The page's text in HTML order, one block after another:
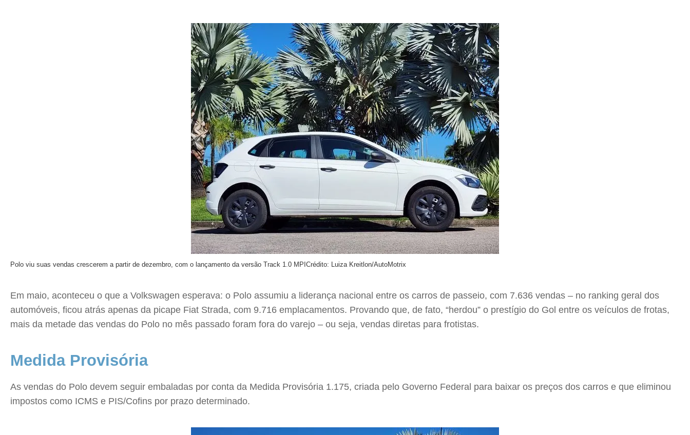
Polo viu suas vendas crescerem a partir de dezembro, com o lançamento da versão Track 1.0 MPI Crédito: Luiza Kreitlon/AutoMotrix
Em maio, aconteceu o que a Volkswagen esperava: o Polo assumiu a liderança nacional entre os carros de passeio, com 7.636 vendas – no ranking geral dos
automóveis, ficou atrás apenas da picape Fiat Strada, com 9.716 emplacamentos. Provando que, de fato, “herdou” o prestígio do Gol entre os veículos de frotas,
mais da metade das vendas do Polo no mês passado foram fora do varejo – ou seja, vendas diretas para frotistas.
Medida Provisória
As vendas do Polo devem seguir embaladas por conta da Medida Provisória 1.175, criada pelo Governo Federal para baixar os preços dos carros e que eliminou
impostos como ICMS e PIS/Cofins por prazo determinado.